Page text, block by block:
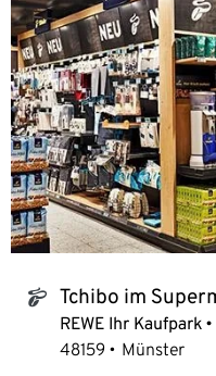
tchibo_logo Tchibo im
REWE Ihr Kaufpark
48159
Münster